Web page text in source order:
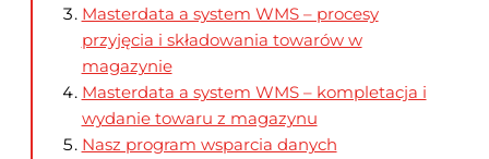
Masterdata a system WMS – procesy
przyjęcia i składowania towarów w
magazynie
Masterdata a system WMS – kompletacja i
wydanie towaru z magazynu
Nasz program wsparcia danych